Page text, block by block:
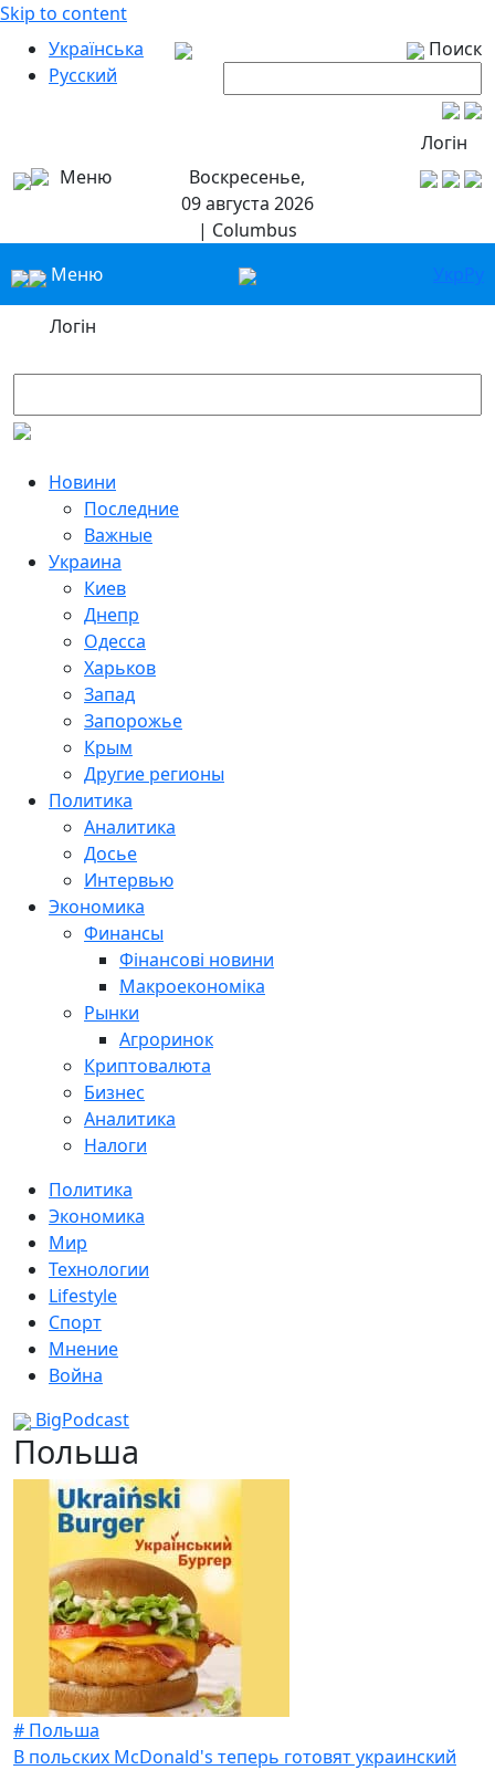
Skip to content
Українська
Русский
Поиск
Логін
Меню
Воскресенье,
09 августа 2026
| Columbus
Меню
УкрРу
Логін
Новини
Последние
Важные
Украина
Киев
Днепр
Одесса
Харьков
Запад
Запорожье
Крым
Другие регионы
Политика
Аналитика
Досье
Интервью
Экономика
Финансы
Фінансові новини
Макроекономіка
Рынки
Агроринок
Криптовалюта
Бизнес
Аналитика
Налоги
Политика
Экономика
Мир
Технологии
Lifestyle
Спорт
Мнение
Война
BigPodcast
Польша
# Польша
В польских McDonald's теперь готовят украинский